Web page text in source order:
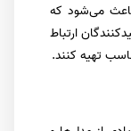
می‌شود که
ارتباط
تهیه کنند.